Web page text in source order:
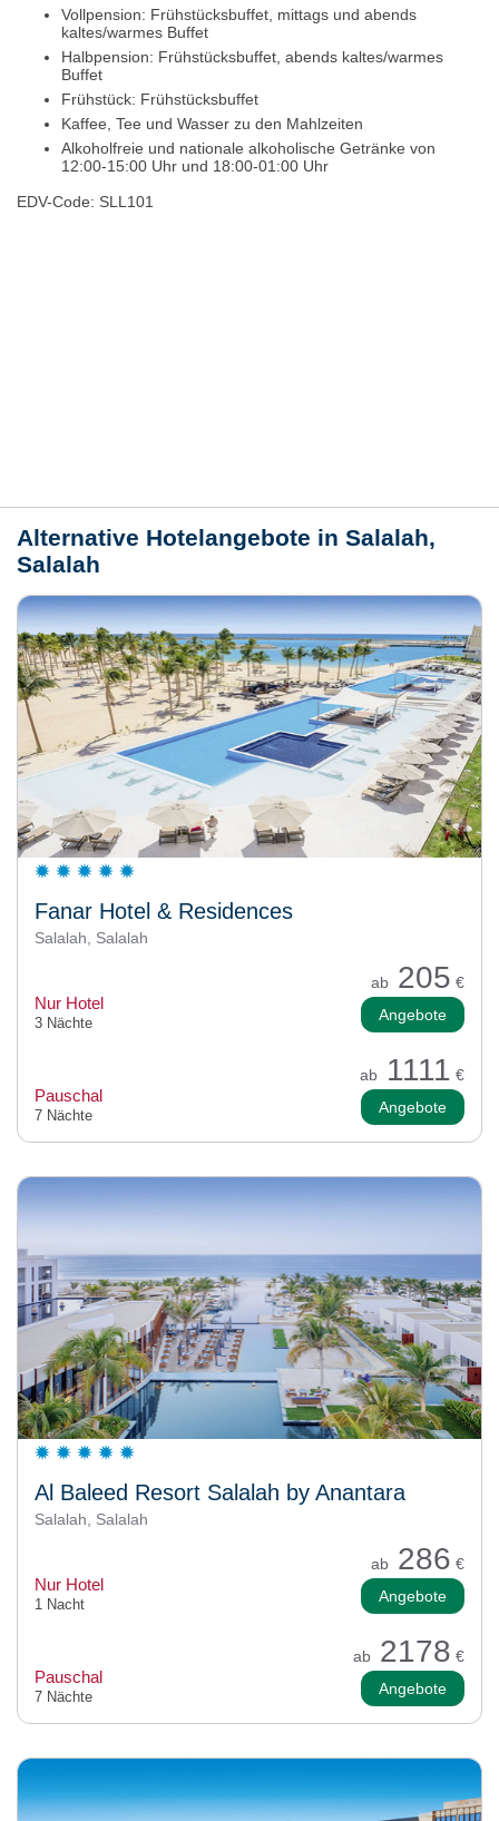
Vollpension: Frühstücksbuffet, mittags und abends
kaltes/warmes Buffet
Halbpension: Frühstücksbuffet, abends kaltes/warmes
Buffet
Frühstück: Frühstücksbuffet
Kaffee, Tee und Wasser zu den Mahlzeiten
Alkoholfreie und nationale alkoholische Getränke von
12:00-15:00 Uhr und 18:00-01:00 Uhr
EDV-Code: SLL101
Alternative Hotelangebote in Salalah,
Salalah
Fanar Hotel & Residences
Salalah, Salalah
ab 205 €
Nur Hotel
3 Nächte Angebote
ab 1111 €
Pauschal
7 Nächte Angebote
Al Baleed Resort Salalah by Anantara
Salalah, Salalah
ab 286 €
Nur Hotel
1 Nacht Angebote
ab 2178 €
Pauschal
7 Nächte Angebote